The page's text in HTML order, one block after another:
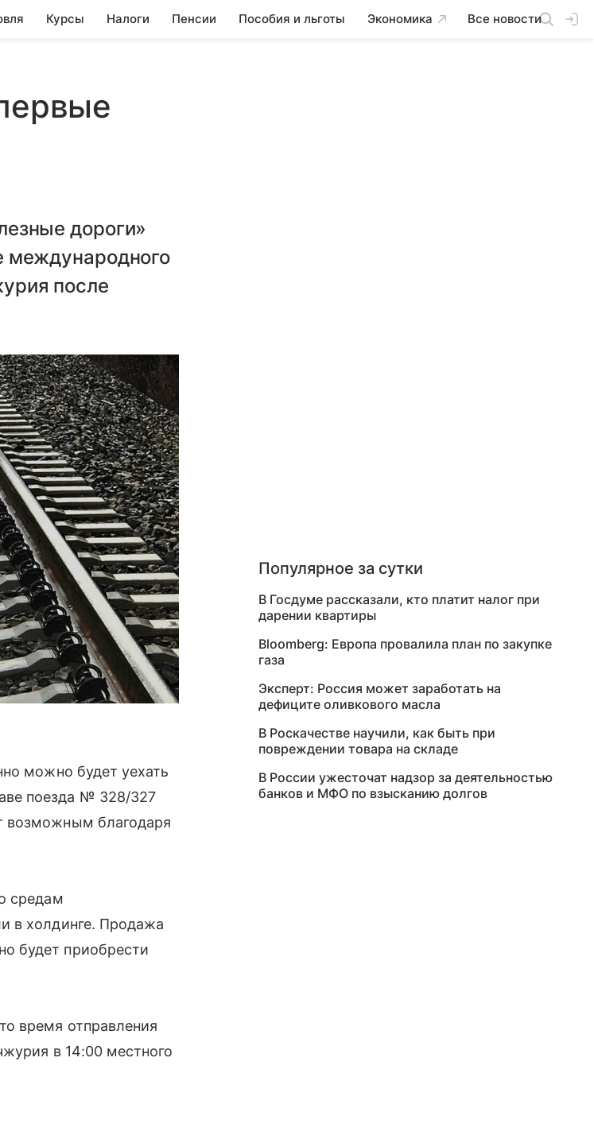
Курсы Налоги Пенсии Пособия и льготы Экономика Все новости
дороги»
международного
после
можно будет уехать
поезда № 328/327
возможным благодаря
средам
в холдинге. Продажа
будет приобрести
время отправления
в 14:00 местного
Популярное за сутки
В Госдуме рассказали, кто платит налог при
дарении квартиры
Bloomberg: Европа провалила план по закупке
газа
Эксперт: Россия может заработать на
дефиците оливкового масла
В Роскачестве научили, как быть при
повреждении товара на складе
В России ужесточат надзор за деятельностью
банков и МФО по взысканию долгов